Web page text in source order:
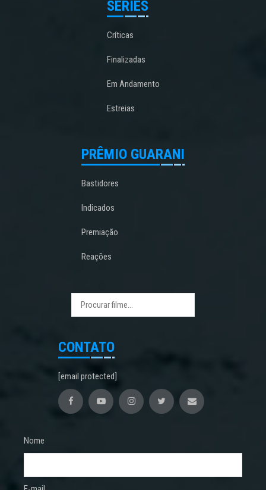
SÉRIES
Críticas
Finalizadas
Em Andamento
Estreias
PRÊMIO GUARANI
Bastidores
Indicados
Premiação
Reações
CONTATO
[email protected]
Nome